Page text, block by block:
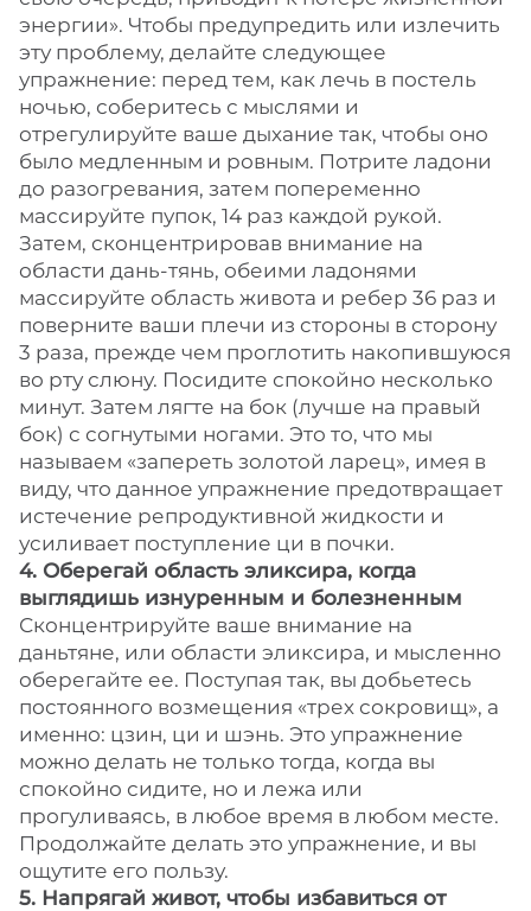
энергии». Чтобы предупредить или излечить
эту проблему, делайте следующее
упражнение: перед тем, как лечь в постель
ночью, соберитесь с мыслями и
отрегулируйте ваше дыхание так, чтобы оно
было медленным и ровным. Потрите ладони
до разогревания, затем попеременно
массируйте пупок, 14 раз каждой рукой.
Затем, сконцентрировав внимание на
области дань-тянь, обеими ладонями
массируйте область живота и ребер 36 раз и
поверните ваши плечи из стороны в сторону
3 раза, прежде чем проглотить накопившуюся
во рту слюну. Посидите спокойно несколько
минут. Затем лягте на бок (лучше на правый
бок) с согнутыми ногами. Это то, что мы
называем «запереть золотой ларец», имея в
виду, что данное упражнение предотвращает
истечение репродуктивной жидкости и
усиливает поступление ци в почки.
4. Оберегай область эликсира, когда
выглядишь изнуренным и болезненным
Сконцентрируйте ваше внимание на
даньтяне, или области эликсира, и мысленно
оберегайте ее. Поступая так, вы добьетесь
постоянного возмещения «трех сокровищ», а
именно: цзин, ци и шэнь. Это упражнение
можно делать не только тогда, когда вы
спокойно сидите, но и лежа или
прогуливаясь, в любое время в любом месте.
Продолжайте делать это упражнение, и вы
ощутите его пользу.
5. Напрягай живот, чтобы избавиться от